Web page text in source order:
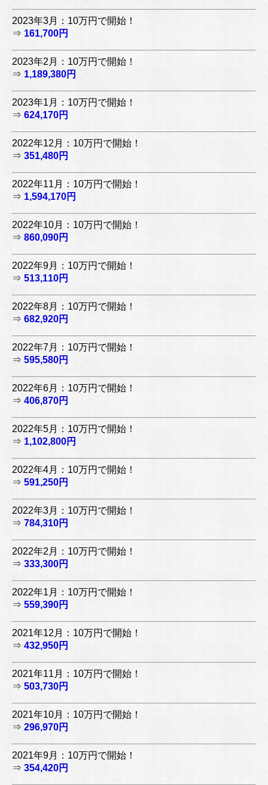
2023年3月：10万円で開始！
⇒ 161,700円
2023年2月：10万円で開始！
⇒ 1,189,380円
2023年1月：10万円で開始！
⇒ 624,170円
2022年12月：10万円で開始！
⇒ 351,480円
2022年11月：10万円で開始！
⇒ 1,594,170円
2022年10月：10万円で開始！
⇒ 860,090円
2022年9月：10万円で開始！
⇒ 513,110円
2022年8月：10万円で開始！
⇒ 682,920円
2022年7月：10万円で開始！
⇒ 595,580円
2022年6月：10万円で開始！
⇒ 406,870円
2022年5月：10万円で開始！
⇒ 1,102,800円
2022年4月：10万円で開始！
⇒ 591,250円
2022年3月：10万円で開始！
⇒ 784,310円
2022年2月：10万円で開始！
⇒ 333,300円
2022年1月：10万円で開始！
⇒ 559,390円
2021年12月：10万円で開始！
⇒ 432,950円
2021年11月：10万円で開始！
⇒ 503,730円
2021年10月：10万円で開始！
⇒ 296,970円
2021年9月：10万円で開始！
⇒ 354,420円